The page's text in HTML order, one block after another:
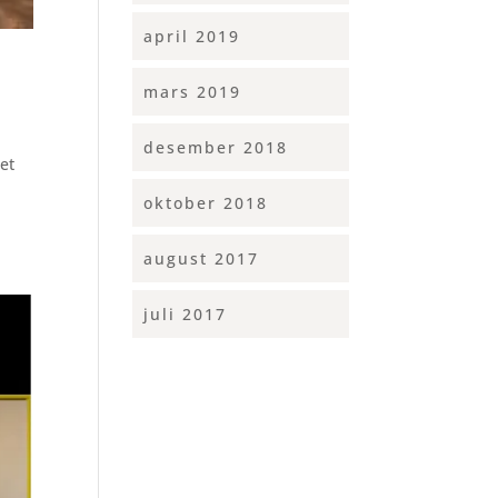
april 2019
mars 2019
desember 2018
oktober 2018
august 2017
juli 2017